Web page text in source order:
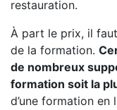
restauration.
À part le prix, il
de la formation.
de nombreux
formation soit la
d’une formation